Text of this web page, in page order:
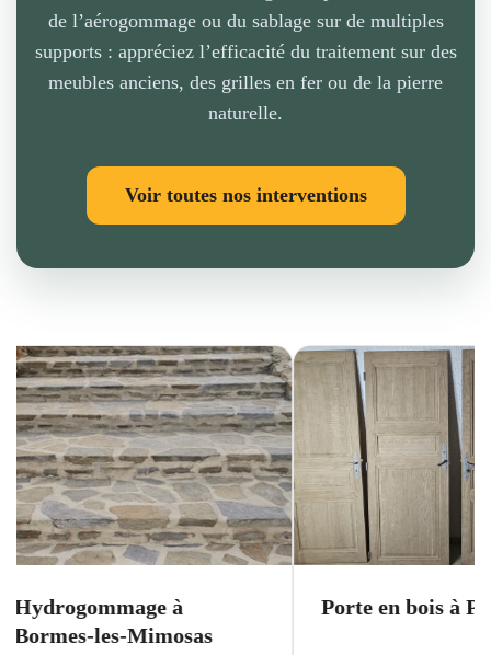
de l’aérogommage ou du sablage sur de multiples
supports : appréciez l’efficacité du traitement sur des
meubles anciens, des grilles en fer ou de la pierre
naturelle.
Voir toutes nos interventions
à
Mimosas
Porte en bois à Pignans